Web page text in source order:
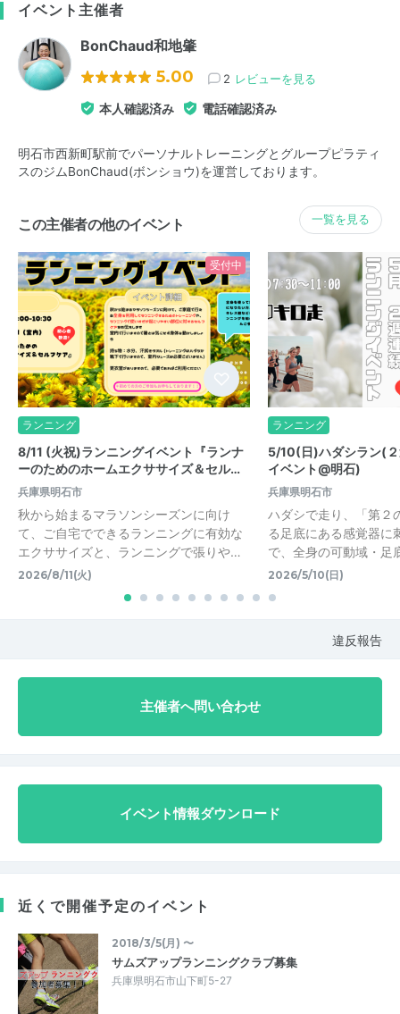
イベント主催者
BonChaud和地肇
5.00 2 レビューを見る
本人確認済み 電話確認済み
明石市西新町駅前でパーソナルトレーニングとグループピラティ
スのジムBonChaud(ボンショウ)を運営しております。
この主催者の他のイベント 一覧を見る
受付中
ランニング
8/11 (火祝)ランニングイベント『ランナ
ーのためのホームエクササイズ＆セル…
兵庫県明石市
秋から始まるマラソンシーズンに向け
て、ご自宅でできるランニングに有効な
エクササイズと、ランニングで張りや…
2026/8/11(火)
ランニング
5/10(日)ハダシラン(
イベント@明石)
兵庫県明石市
ハダシで走り、「第２
る足底にある感覚器に
で、全身の可動域・足
2026/5/10(日)
違反報告
主催者へ問い合わせ
イベント情報ダウンロード
近くで開催予定のイベント
2018/3/5(月) 〜
サムズアップランニングクラブ募集
兵庫県明石市山下町5-27